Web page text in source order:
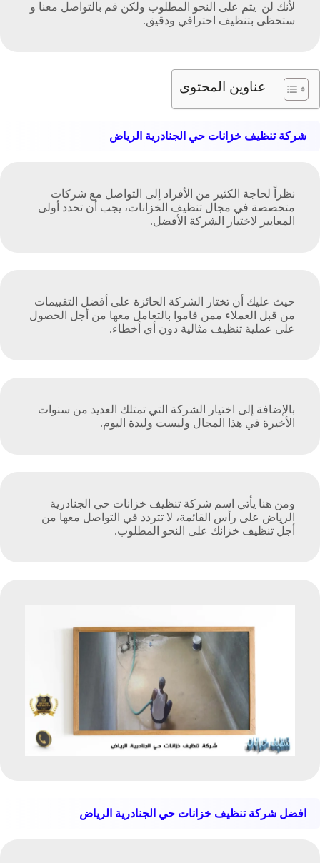
لأنك لن يتم على النحو المطلوب ولكن قم بالتواصل معنا و
ستحظى بتنظيف احترافي ودقيق.
عناوين المحتوى
شركة تنظيف خزانات حي الجنادرية الرياض
نظراً لحاجة الكثير من الأفراد إلى التواصل مع شركات
متخصصة في مجال تنظيف الخزانات، يجب أن تحدد أولى
المعايير لاختيار الشركة الأفضل.
حيث عليك أن تختار الشركة الحائزة على أفضل التقييمات
من قبل العملاء ممن قاموا بالتعامل معها من أجل الحصول
على عملية تنظيف مثالية دون أي أخطاء.
بالإضافة إلى اختيار الشركة التي تمتلك العديد من سنوات
الأخيرة في هذا المجال وليست وليدة اليوم.
ومن هنا يأتي اسم شركة تنظيف خزانات حي الجنادرية
الرياض على رأس القائمة، لا تتردد في التواصل معها من
أجل تنظيف خزانك على النحو المطلوب.
افضل شركة تنظيف خزانات حي الجنادرية الرياض